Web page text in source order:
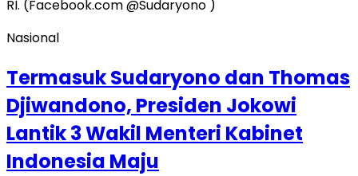
Nasional
Termasuk Sudaryono dan Thomas
Djiwandono, Presiden Jokowi
Lantik 3 Wakil Menteri Kabinet
Indonesia Maju